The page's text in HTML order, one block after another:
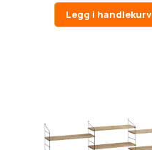
Legg i handlekurv